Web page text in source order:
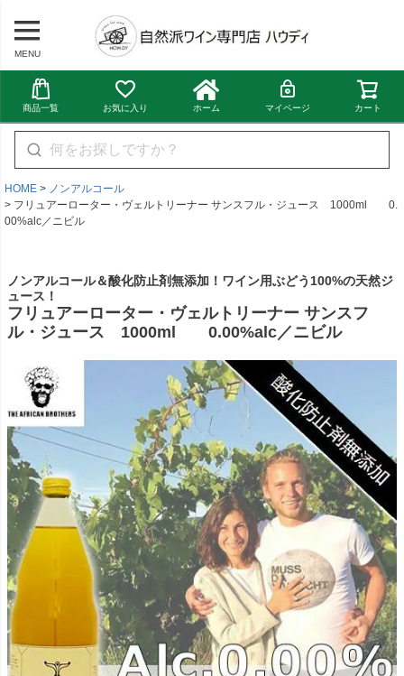
MENU
商品一覧 お気に入り ホーム マイページ カート
HOME
ノンアルコール
フリュアーローター・ヴェルトリーナー サンスフル・ジュース 1000ml 0.
00%alc／ニビル
ノンアルコール＆酸化防止剤無添加！ワイン用ぶどう100%の天然ジ
ュース！
フリュアーローター・ヴェルトリーナー サンスフ
ル・ジュース 1000ml 0.00%alc／ニビル